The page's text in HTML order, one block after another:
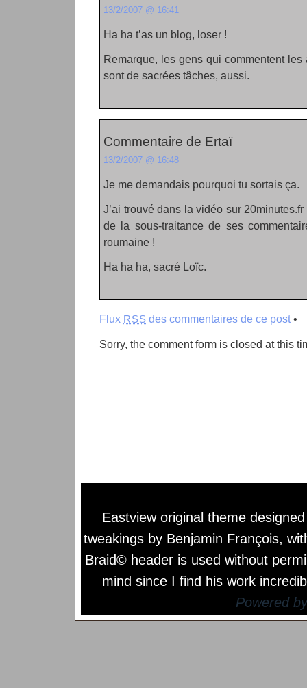
13/2/2007 @ 16:41
Ha ha t’as un blog, loser !
Remarque, les gens qui commentent
sont de sacrées tâches, aussi.
Commentaire de Ertaï
13/2/2007 @ 16:48
Je me demandais pourquoi tu sortais ça.
J’ai trouvé dans la vidéo sur
de la sous-traitance de ses
roumaine !
Ha ha ha, sacré Loïc.
Flux RSS des commentaires de ce post•
Sorry, the comment form is closed at this
Eastview original theme
tweakings by Benjamin François,
Braid© header is used without
mind since I find his work
Powered